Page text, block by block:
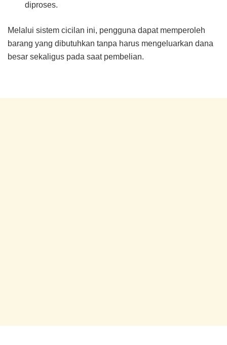
diproses.
Melalui sistem cicilan ini, pengguna dapat memperoleh
barang yang dibutuhkan tanpa harus mengeluarkan dana
besar sekaligus pada saat pembelian.